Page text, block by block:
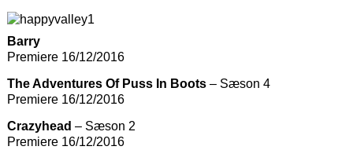
Barry
Premiere 16/12/2016
The Adventures Of Puss In Boots– Sæson 4
Premiere 16/12/2016
Crazyhead – Sæson 2
Premiere 16/12/2016